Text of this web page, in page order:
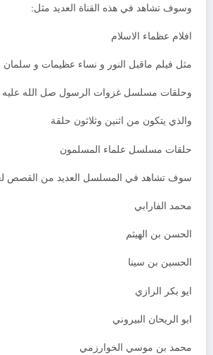
وسوف تشاهد في هذه القناة العديد مثل:
افلام عظماء الاسلام
مثل فيلم ماقبل النور و نساء عظيمات و سلمان
وحلقات مسلسل غزوات الرسول صل الله
والذي يتكون من اثنين وثلاثون حلقة
حلقات مسلسل علماء المسلمون
سوف تشاهد في المسلسل العديد من القصص
محمد الفارابي
الحسن بن الهيثم
الحسين بن سينا
ايو بكر الرازي
ابو الريحان البيروني
محمد بن موسي الخوارزمي